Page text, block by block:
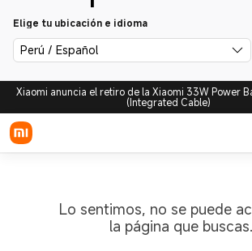
Elige tu ubicación e idioma
Perú / Español
Xiaomi anuncia el retiro de la Xiaomi 33W Power
(Integrated Cable)
Lo sentimos, no se puede
la página que buscas.